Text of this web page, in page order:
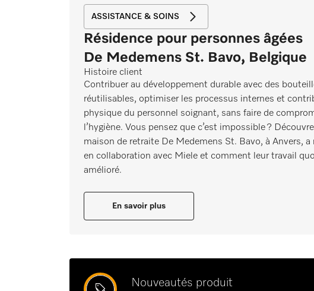
ASSISTANCE & SOINS
Résidence pour personnes âgées
De Medemens St. Bavo, Belgique
Histoire client
Contribuer au développement durable avec des
réutilisables, optimiser les processus internes et
physique du personnel soignant, sans faire de
l’hygiène. Vous pensez que c’est impossible ?
maison de retraite De Medemens St. Bavo, à Anvers, a
en collaboration avec Miele et comment leur travail
amélioré.
En savoir plus
Nouveautés produit